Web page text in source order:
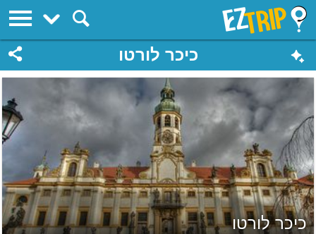
EZTrip
כיכר לורטו
כיכר לורטו